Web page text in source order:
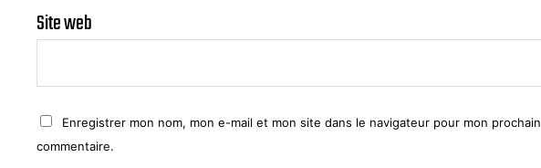
Site web
Enregistrer mon nom, mon e-mail et mon site dans le navigateur pour mon prochain
commentaire.